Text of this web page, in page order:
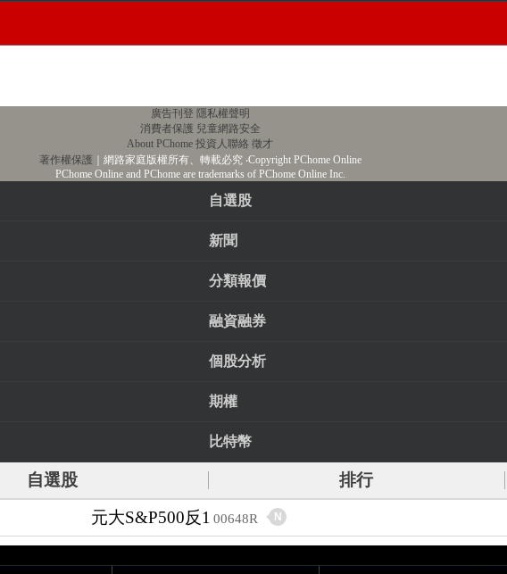
廣告刊登 隱私權聲明
消費者保護 兒童網路安全
About PChome 投資人聯絡 徵才
著作權保護 ｜網路家庭版權所有、轉載必究‧Copyright PChome Online
PChome Online and PChome are trademarks of PChome Online Inc.
自選股
新聞
分類報價
融資融券
個股分析
期權
比特幣
自選股 排行
元大S&P500反1 00648R N